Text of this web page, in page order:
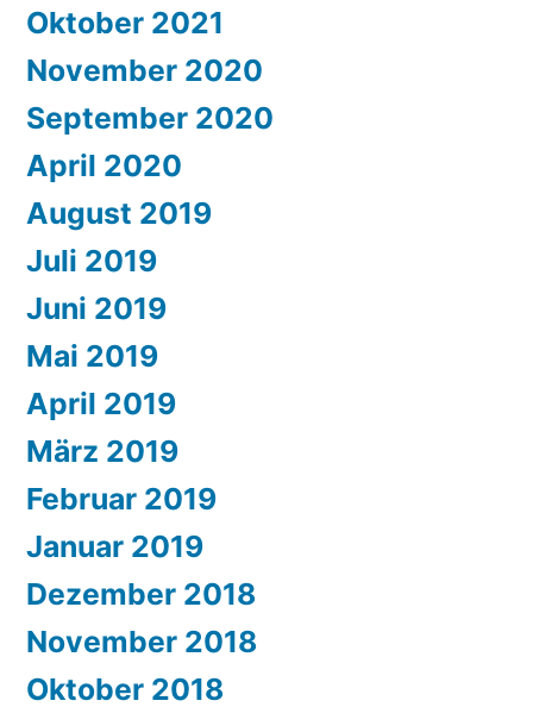
Oktober 2021
November 2020
September 2020
April 2020
August 2019
Juli 2019
Juni 2019
Mai 2019
April 2019
März 2019
Februar 2019
Januar 2019
Dezember 2018
November 2018
Oktober 2018